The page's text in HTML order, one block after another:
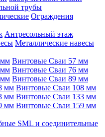
трубы
Ограждения
Антресольный этаж
Металлические навесы
Винтовые Сваи 57 мм
Винтовые Сваи 76 мм
Винтовые Сваи 89 мм
Винтовые Сваи 108 мм
Винтовые Сваи 133 мм
Винтовые Сваи 159 мм
SML и соединительные